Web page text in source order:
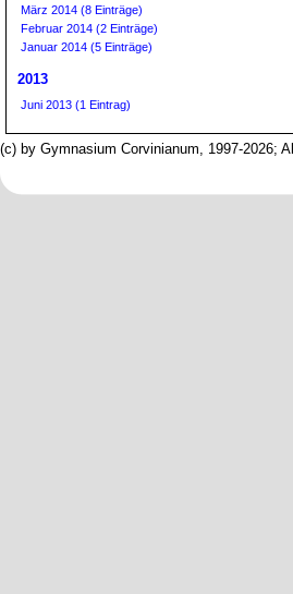
März 2014 (8 Einträge)
Februar 2014 (2 Einträge)
Januar 2014 (5 Einträge)
2013
Juni 2013 (1 Eintrag)
(c) by Gymnasium Corvinianum, 1997-2026;